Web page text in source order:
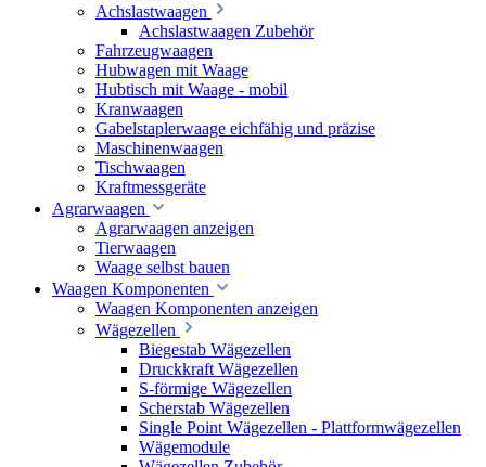
Achslastwaagen
Achslastwaagen Zubehör
Fahrzeugwaagen
Hubwagen mit Waage
Hubtisch mit Waage - mobil
Kranwaagen
Gabelstaplerwaage eichfähig und präzise
Maschinenwaagen
Tischwaagen
Kraftmessgeräte
Agrarwaagen
Agrarwaagen anzeigen
Tierwaagen
Waage selbst bauen
Waagen Komponenten
Waagen Komponenten anzeigen
Wägezellen
Biegestab Wägezellen
Druckkraft Wägezellen
S-förmige Wägezellen
Scherstab Wägezellen
Single Point Wägezellen - Plattformwägezellen
Wägemodule